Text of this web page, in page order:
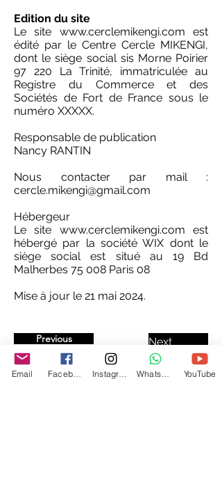
Edition du site
Le site www.cerclemikengi.com est
édité par le Centre Cercle MIKENGI,
dont le siège social sis Morne Poirier
97 220 La Trinité, immatriculée au
Registre du Commerce et des
Sociétés de Fort de France sous le
numéro XXXXX.
Responsable de publication
Nancy RANTIN
Nous contacter par mail :
cercle.mikengi@gmail.com
Hébergeur
Le site www.cerclemikengi.com est
hébergé par la société WIX dont le
siège social est situé au 19 Bd
Malherbes 75 008 Paris 08
Mise à jour le 21 mai 2024.
Previous Next
Email YouTube